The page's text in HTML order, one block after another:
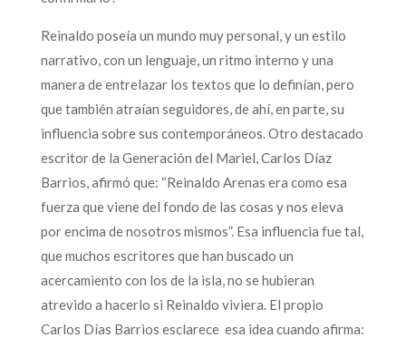
Reinaldo poseía un mundo muy personal, y un estilo
narrativo, con un lenguaje, un ritmo interno y una
manera de entrelazar los textos que lo definían, pero
que también atraían seguidores, de ahí, en parte, su
influencia sobre sus contemporáneos. Otro destacado
escritor de la Generación del Mariel, Carlos Díaz
Barrios, afirmó que: “Reinaldo Arenas era como esa
fuerza que viene del fondo de las cosas y nos eleva
por encima de nosotros mismos”. Esa influencia fue tal,
que muchos escritores que han buscado un
acercamiento con los de la isla, no se hubieran
atrevido a hacerlo si Reinaldo viviera. El propio
Carlos Días Barrios esclarece esa idea cuando afirma: